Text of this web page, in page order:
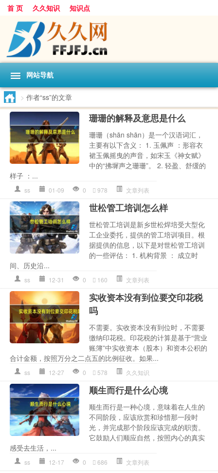
首 页 久久知识 知识点
网站导航
> 作者“ss”的文章
珊珊的解释及意思是什么
珊珊（shān shān）是一个汉语词汇，
主要有以下含义： 1. 玉佩声 ：形容衣
裙玉佩摇曳的声音，如宋玉《神女赋》
中的“拂墀声之珊珊”。 2. 轻盈、舒缓的
样子 ：...
ss 01-09 0 978 文章列表
世松管工培训怎么样
世松管工培训是新乡世松焊培受大型化
工企业委托，提供的管工培训项目。根
据提供的信息，以下是对世松管工培训
的一些评估： 1. 机构背景 ： 成立时
间、历史沿...
ss 12-31 0 160 文章列表
实收资本没有到位要交印花税
吗
不需要。实收资本没有到位时，不需要
缴纳印花税。印花税的计算是基于“营业
账簿”中实收资本（股本）和资本公积的
合计金额，按照万分之二点五的比例征收。如果...
ss 12-27 0 578 久久知识
顺生而行是什么心境
顺生而行是一种心境，意味着在人生的
不同阶段，应该欣赏和珍惜那一段时
光，并完成那个阶段应该完成的职责。
它鼓励人们顺应自然，按照内心的真实
感受去生活，...
ss 12-17 0 686 文章列表